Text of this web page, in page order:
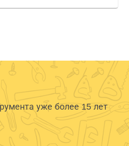
уже более 15 лет